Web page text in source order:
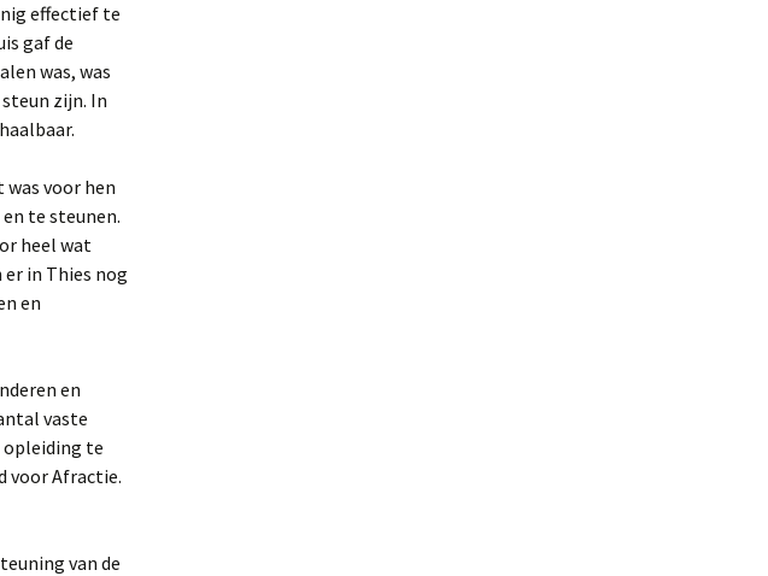
effectief te
gaf de
was, was
zijn. In
was voor hen
te steunen.
heel wat
in Thies nog
en
en
vaste
opleiding te
voor Afractie.
van de